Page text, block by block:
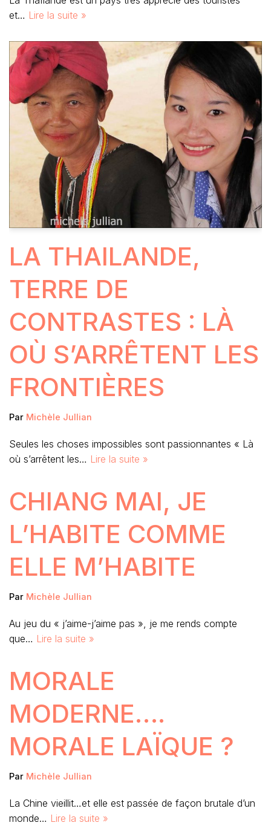
et… Lire la suite »
LA THAILANDE,
TERRE DE
CONTRASTES : LÀ
OÙ S’ARRÊTENT LES
FRONTIÈRES
Par Michèle Jullian
Seules les choses impossibles sont passionnantes « Là
où s’arrêtent les… Lire la suite »
CHIANG MAI, JE
L’HABITE COMME
ELLE M’HABITE
Par Michèle Jullian
Au jeu du « j’aime-j’aime pas », je me rends compte
que… Lire la suite »
MORALE
MODERNE….
MORALE LAÏQUE ?
Par Michèle Jullian
La Chine vieillit…et elle est passée de façon brutale d’un
monde… Lire la suite »